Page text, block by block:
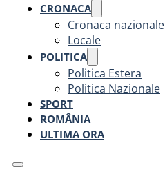
CRONACA
Cronaca nazionale
Locale
POLITICA
Politica Estera
Politica Nazionale
SPORT
ROMÂNIA
ULTIMA ORA